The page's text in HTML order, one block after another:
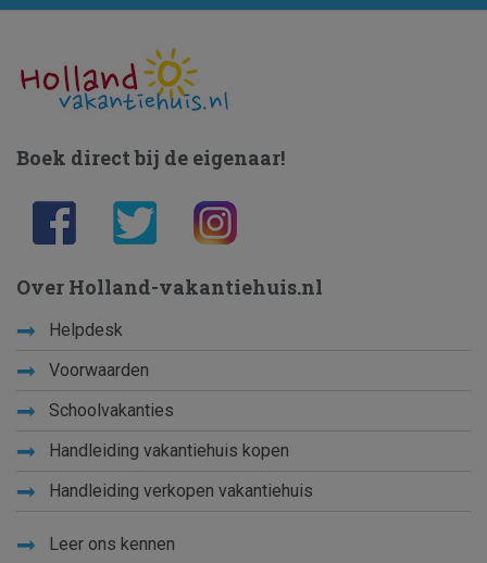
Boek direct bij de eigenaar!
Over Holland-vakantiehuis.nl
Helpdesk
Voorwaarden
Schoolvakanties
Handleiding vakantiehuis kopen
Handleiding verkopen vakantiehuis
Leer ons kennen